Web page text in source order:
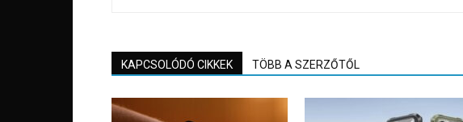
KAPCSOLÓDÓ CIKKEK TÖBB A SZERZŐTŐL